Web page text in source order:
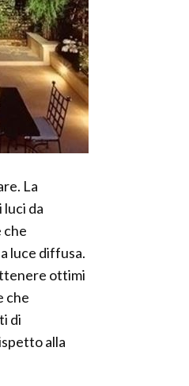
La
da
che
luce diffusa.
ottimi
che
di
alla